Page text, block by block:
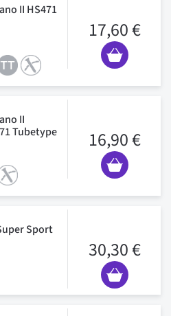
II HS471
17,60 €
II
Tubetype
16,90 €
Sport
30,30 €